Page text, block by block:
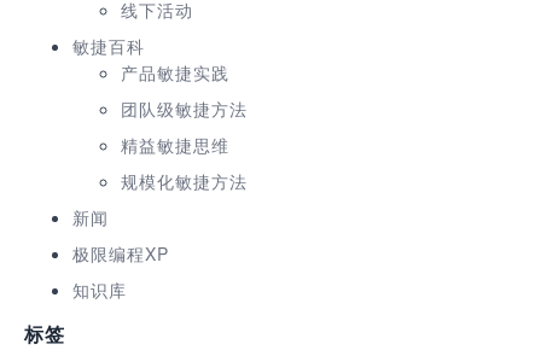
线下活动
敏捷百科
产品敏捷实践
团队级敏捷方法
精益敏捷思维
规模化敏捷方法
新闻
极限编程XP
知识库
标签